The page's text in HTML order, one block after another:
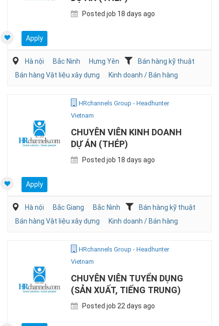
Posted job 18 days ago
Apply
Hà nội Bắc Ninh Hưng Yên
Bán hàng kỹ thuật
Bán hàng Vật liệu xây dựng
Kinh doanh / Bán hàng
HRchannels Group - Headhunter
Vietnam
CHUYÊN VIÊN KINH DOANH
DỰ ÁN (THÉP)
Posted job 18 days ago
Apply
Hà nội Bắc Giang Bắc Ninh
Bán hàng kỹ thuật
Bán hàng Vật liệu xây dựng
Kinh doanh / Bán hàng
HRchannels Group - Headhunter
Vietnam
CHUYÊN VIÊN TUYỂN DỤNG
(SẢN XUẤT, TIẾNG TRUNG)
Posted job 22 days ago